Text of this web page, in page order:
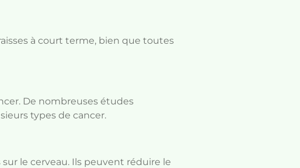
à court terme, bien que toutes
De nombreuses études
types de cancer.
le cerveau. Ils peuvent réduire le